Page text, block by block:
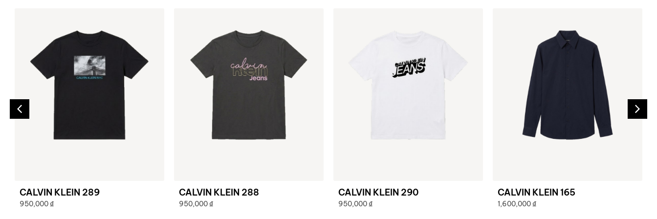
CALVIN KLEIN 289
950,000₫
CALVIN KLEIN 288
950,000₫
CALVIN KLEIN 290
950,000₫
CALVIN KLEIN 165
1,600,000₫